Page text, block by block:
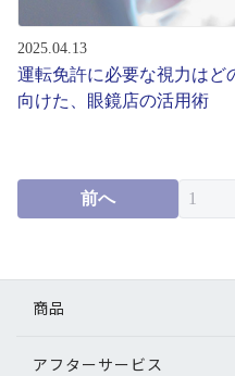
2025.04.13
運転免許に必要な視力はど
向けた、眼鏡店の活用術
前へ
商品
メガネ
アフターサービス